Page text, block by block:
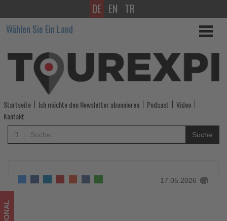
RIU
Hotels
digitalisieren
Management
für
Reisebüros
was
im
DE EN TR
Wählen Sie Ein Land
Startseite Ich möchte den Newsletter abonnieren Podcast
Video
Kontakt
Suche
17.05.2026